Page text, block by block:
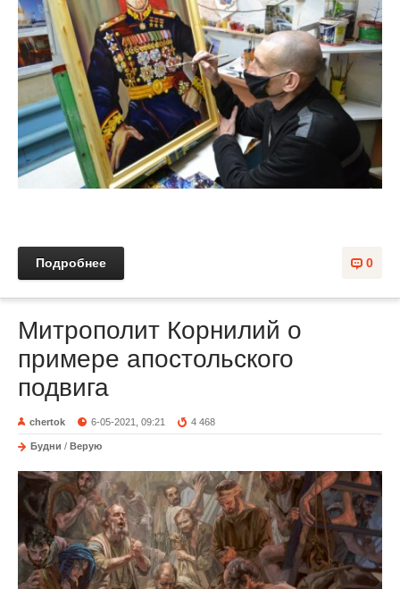
0
Подробнее
Митрополит Корнилий о
примере апостольского
подвига
chertok 6-05-2021, 09:21 4 468
Будни / Верую